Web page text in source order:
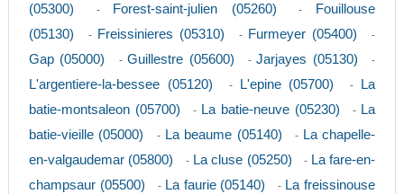
(05300)
- Forest-saint-julien (05260) -
Fouillouse
(05130)
- Freissinieres (05310) - Furmeyer (05400) -
Gap (05000) -Guillestre (05600) -Jarjayes (05130) -
L'argentiere-la-bessee (05120) - L'epine (05700) -
La
batie-montsaleon (05700)
- La batie-neuve (05230) - La
batie-vieille (05000)
- La beaume (05140) - La chapelle-
en-valgaudemar (05800)
- La cluse (05250) - La fare-en-
champsaur (05500)
- La faurie (05140) - La freissinouse